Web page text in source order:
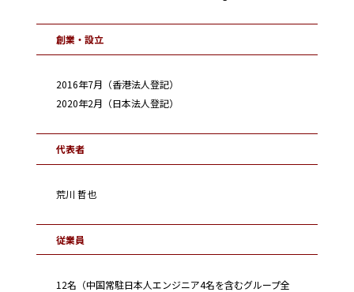
創業・設立
2016年7月（香港法人登記）
2020年2月（日本法人登記）
代表者
荒川 哲也
従業員
12名（中国常駐日本人エンジニア4名を含むグループ全